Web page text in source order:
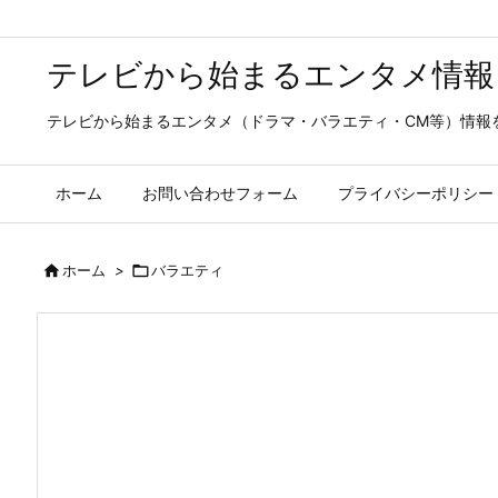
テレビから始まるエンタメ情報
テレビから始まるエンタメ（ドラマ・バラエティ・CM等）情報
ホーム お問い合わせフォーム プライバシーポリシー
ホーム > バラエティ